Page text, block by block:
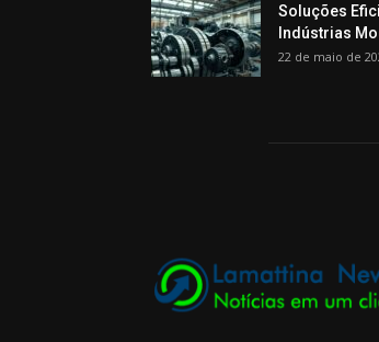
Soluções
Indústrias
22 de maio de